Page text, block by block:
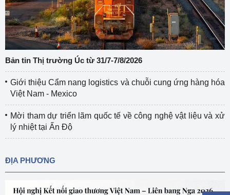
Bản tin Thị trường Úc từ 31/7-7/8/2026
Giới thiệu Cẩm nang logistics và chuỗi cung ứng hàng hóa
Việt Nam - Mexico
Mời tham dự triển lãm quốc tế về công nghệ vật liệu và xử
lý nhiệt tại Ấn Độ
ĐỊA PHƯƠNG